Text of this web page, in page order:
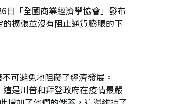
日「全國商業經濟學協會」發布
擴張並沒有阻止通貨膨脹的下
可避免地阻礙了經濟發展。
是川普和拜登政府在疫情最嚴